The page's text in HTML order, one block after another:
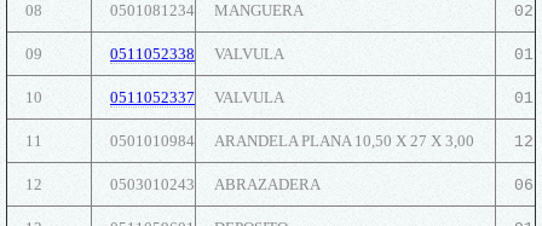
08 0501081234 MANGUERA 02
09 0511052338 VALVULA 01
10 0511052337 VALVULA 01
11 0501010984 ARANDELA PLANA 10,50 X 27 X 3,00 12
12 0503010243 ABRAZADERA 06